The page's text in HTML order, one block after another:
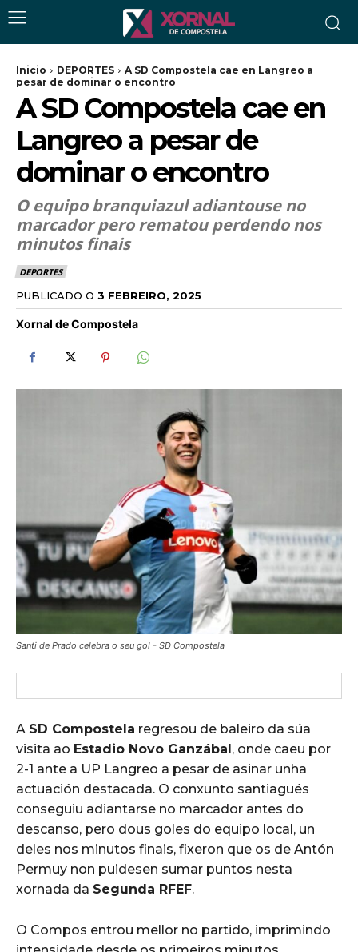
Inicio DEPORTES
A SD Compostela cae en Langreo a
pesar de dominar o encontro
A SD Compostela cae en
Langreo a pesar de
dominar o encontro
O equipo branquiazul adiantouse no
marcador pero rematou perdendo nos
minutos finais
DEPORTES
PUBLICADO O 3 FEBREIRO, 2025
Xornal de Compostela
Santi de Prado celebra o seu gol - SD Compostela
A SD Compostela regresou de baleiro da súa
visita ao Estadio Novo Ganzábal, onde caeu por
2-1 ante a UP Langreo a pesar de asinar unha
actuación destacada. O conxunto santiagués
conseguiu adiantarse no marcador antes do
descanso, pero dous goles do equipo local, un
deles nos minutos finais, fixeron que os de Antón
Permuy non puidesen sumar puntos nesta
xornada da Segunda RFEF.
O Compos entrou mellor no partido, imprimindo